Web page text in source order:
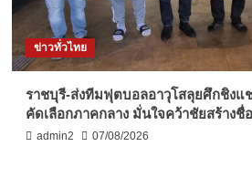
ข่าวทั่วไทย
ราชบุรี-ส่งทีมฟุตบอลอาวุโสลุยศึกชิงแ
คัดเลือกภาคกลาง มั่นใจคว้าชัยสร้างชื่
admin2 07/08/2026